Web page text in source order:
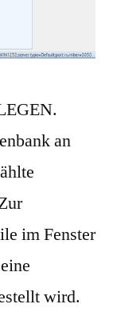
an
im Fenster
wird.